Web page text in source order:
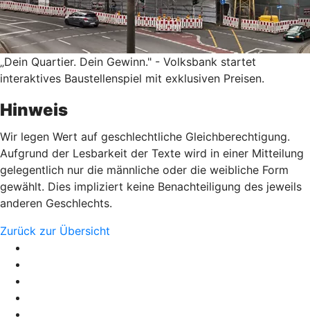
„Dein Quartier. Dein Gewinn." - Volksbank startet
interaktives Baustellenspiel mit exklusiven Preisen.
Hinweis
Wir legen Wert auf geschlechtliche Gleichberechtigung.
Aufgrund der Lesbarkeit der Texte wird in einer Mitteilung
gelegentlich nur die männliche oder die weibliche Form
gewählt. Dies impliziert keine Benachteiligung des jeweils
anderen Geschlechts.
Zurück zur Übersicht